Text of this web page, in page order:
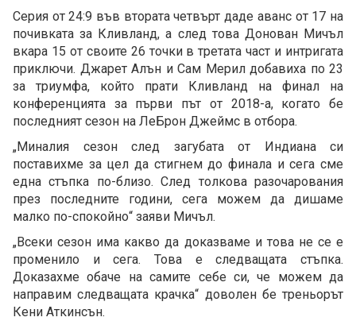
Серия от 24:9 във втората четвърт даде аванс от 17 на
почивката за Кливланд, а след това Донован Мичъл
вкара 15 от своите 26 точки в третата част и интригата
приключи. Джарет Алън и Сам Мерил добавиха по 23
за триумфа, който прати Кливланд на финал на
конференцията за първи път от 2018-а, когато бе
последният сезон на ЛеБрон Джеймс в отбора.
„Миналия сезон след загубата от Индиана си
поставихме за цел да стигнем до финала и сега сме
една стъпка по-близо. След толкова разочарования
през последните години, сега можем да дишаме
малко по-спокойно“ заяви Мичъл.
„Всеки сезон има какво да доказваме и това не се е
променило и сега. Това е следващата стъпка.
Доказахме обаче на самите себе си, че можем да
направим следващата крачка“ доволен бе треньорът
Кени Аткинсън.